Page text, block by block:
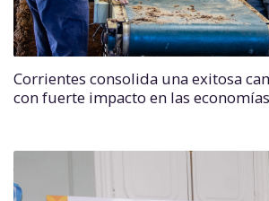
Corrientes consolida una exitosa
con fuerte impacto en las